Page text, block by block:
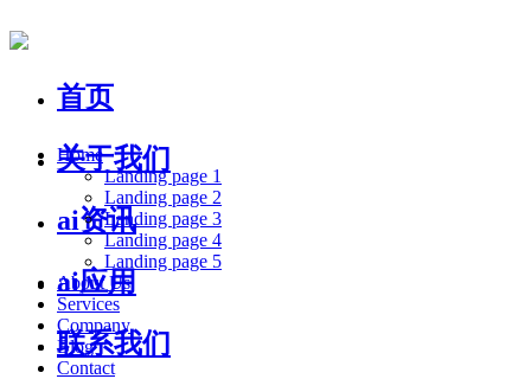
首页
关于我们
ai资讯
ai应用
联系我们
Home
Landing page 1
Landing page 2
Landing page 3
Landing page 4
Landing page 5
About Us
Services
Company
Blog
Contact